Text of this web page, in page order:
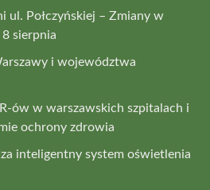
ul. Połczyńskiej – Zmiany w
sierpnia
i województwa
ów w warszawskich szpitalach i
ochrony zdrowia
inteligentny system oświetlenia